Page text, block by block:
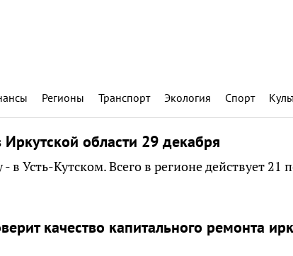
Регионы Транспорт Экология Спорт
области 29 декабря
Усть-Кутском. Всего в регионе действует 21
качество капитального ремонта